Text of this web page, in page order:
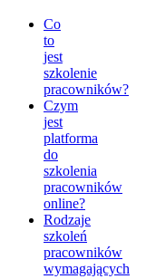
Co
to
jest
szkolenie
pracowników?
Czym
jest
platforma
do
szkolenia
pracowników
online?
Rodzaje
szkoleń
pracowników
wymagających